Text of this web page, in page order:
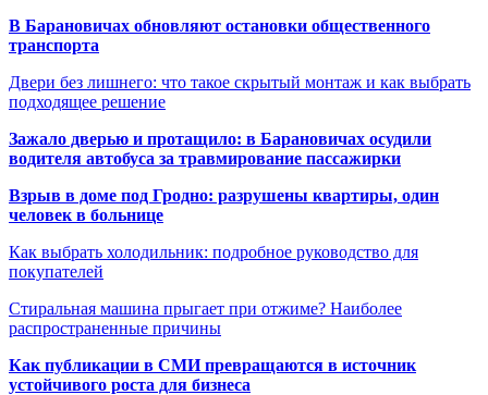
В Барановичах обновляют остановки общественного
транспорта
Двери без лишнего: что такое скрытый монтаж и как выбрать
подходящее решение
Зажало дверью и протащило: в Барановичах осудили
водителя автобуса за травмирование пассажирки
Взрыв в доме под Гродно: разрушены квартиры, один
человек в больнице
Как выбрать холодильник: подробное руководство для
покупателей
Стиральная машина прыгает при отжиме? Наиболее
распространенные причины
Как публикации в СМИ превращаются в источник
устойчивого роста для бизнеса